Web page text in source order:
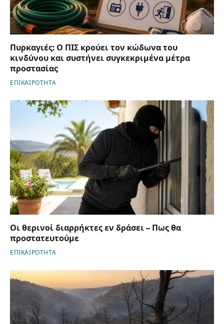
Πυρκαγιές: Ο ΠΙΣ κρούει τον κώδωνα του
κινδύνου και συστήνει συγκεκριμένα μέτρα
προστασίας
ΕΠΙΚΑΙΡΟΤΗΤΑ
Οι θερινοί διαρρήκτες εν δράσει – Πως θα
προστατευτούμε
ΕΠΙΚΑΙΡΟΤΗΤΑ